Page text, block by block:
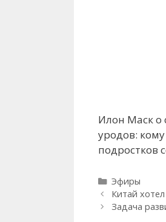
Илон Маск о
уродов:
подростков
Рубрики
Эфиры
Китай
Задача